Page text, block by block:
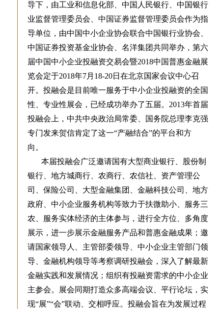
导下，由工业和信息化部、中国人民银行、中国银行
业监督管理委员会、中国证券监督管理委员会作为指
导单位，由中国中小企业协会联合中国银行业协会、
中国证券投资基金业协会、名洋集团共同举办，第六
届中国中小企业投融资交易会暨2018中国普惠金融展
览会定于2018年7月18-20日在北京国家会议中心召
开。投融会是目前唯一服务于中小企业投融资的全国
性、专业性展会，已经成功举办了五届。2013年首届
投融会上，中共中央政治局常委、国务院总理李克强
专门发来贺信肯定了这一“产融结合”的平台和方
向。
本届投融会广泛邀请国有大型商业银行、股份制
银行、地方城商行、农商行、农信社、资产管理公
司、保险公司、大型金融集团、金融科技公司、地方
政府、中小企业服务机构等致力于扶微助小、服务三
农、服务实体经济的主体参与，进行全方位、多角度
展示，进一步展示金融服务产品和普惠金融成果；邀
请国家领导人、主管部委领导、中小企业主管部门领
导、金融机构领导等考察调研投融会，深入了解最新
金融实践和发展情况；组织有投融资需求的中小企业
主参会。展会同期打造众多高端会议、平行论坛，实
现“展”“会”联动、交相呼应。投融会旨在为发展过程